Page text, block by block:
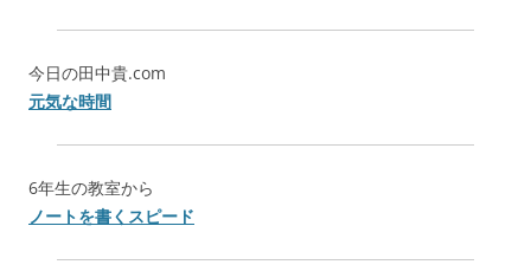
今日の田中貴.com
元気な時間
6年生の教室から
ノートを書くスピード